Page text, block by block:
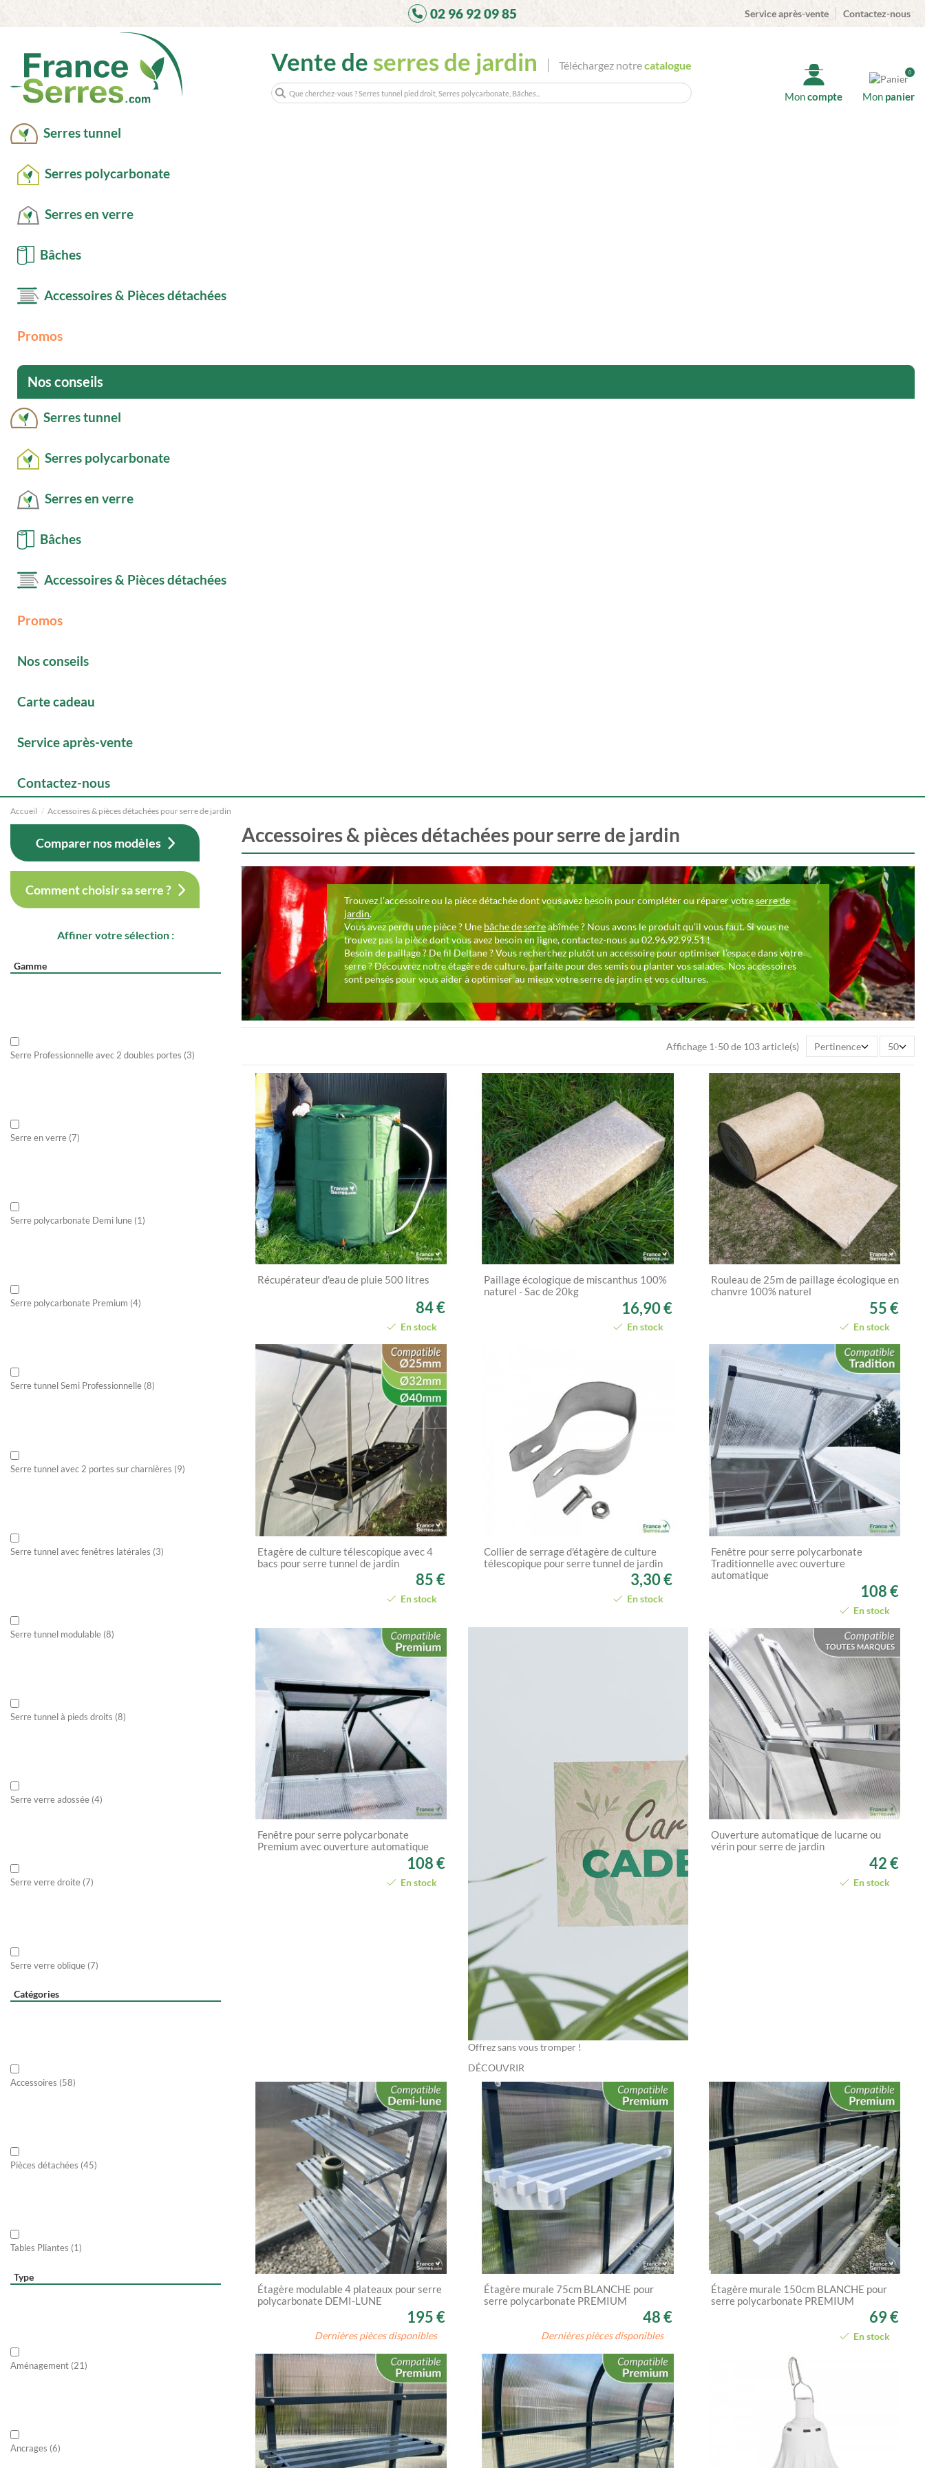
02 96 92 09 85 Service après-vente Contactez-nous
Vente de serres de jardin Téléchargez notrecatalogue
Moncompte
0
Mon panier
Serres tunnel
Serres polycarbonate
Serres en verre
Bâches
Accessoires & Pièces détachées
Promos
Nos conseils
Serres tunnel
Serres polycarbonate
Serres en verre
Bâches
Accessoires & Pièces détachées
Promos
Nos conseils
Carte cadeau
Service après-vente
Contactez-nous
Accueil Accessoires & pièces détachées pour serre de jardin
Accessoires & pièces détachées pour serre de jardin
Trouvez l’accessoire ou la pièce détachée dont vous avez besoin pour compléter ou réparer votreserre de
jardin.
Vous avez perdu une pièce ? Une bâche de serreabîmée ? Nous avons le produit qu’il vous faut. Si vous ne
trouvez pas la pièce dont vous avez besoin en ligne, contactez-nous au 02.96.92.99.51 !
Besoin de paillage ? De fil Deltane ? Vous recherchez plutôt un accessoire pour optimiser l’espace dans votre
serre ? Découvrez notre étagère de culture, parfaite pour des semis ou planter vos salades. Nos accessoires
sont pensés pour vous aider à optimiser au mieux votre serre de jardin et vos cultures.
Affichage 1-50 de 103 article(s) Pertinence 50
Récupérateur d'eau de pluie 500 litres
84 €
En stock
Paillage écologique de miscanthus 100%
naturel - Sac de 20kg
16,90 €
En stock
Rouleau de 25m de paillage écologique en
chanvre 100% naturel
55 €
En stock
Etagère de culture télescopique avec 4
bacs pour serre tunnel de jardin
85 €
En stock
Collier de serrage d'étagère de culture
télescopique pour serre tunnel de jardin
3,30 €
En stock
Fenêtre pour serre polycarbonate
Traditionnelle avec ouverture
automatique
108 €
En stock
Fenêtre pour serre polycarbonate
Premium avec ouverture automatique
108 €
En stock
Offrez sans vous tromper !
DÉCOUVRIR
Ouverture automatique de lucarne ou
vérin pour serre de jardin
42 €
En stock
Étagère modulable 4 plateaux pour serre
polycarbonate DEMI-LUNE
195 €
Dernières pièces disponibles
Étagère murale 75cm BLANCHE pour
serre polycarbonate PREMIUM
48 €
Dernières pièces disponibles
Étagère murale 150cm BLANCHE pour
serre polycarbonate PREMIUM
69 €
En stock
Comparer nos modèles
Comment choisir sa serre ?
Affiner votre sélection :
Gamme
Serre Professionnelle avec 2 doubles portes (3)
Serre en verre (7)
Serre polycarbonate Demi lune (1)
Serre polycarbonate Premium (4)
Serre tunnel Semi Professionnelle (8)
Serre tunnel avec 2 portes sur charnières (9)
Serre tunnel avec fenêtres latérales (3)
Serre tunnel modulable (8)
Serre tunnel à pieds droits (8)
Serre verre adossée (4)
Serre verre droite (7)
Serre verre oblique (7)
Catégories
Accessoires (58)
Pièces détachées (45)
Tables Pliantes (1)
Type
Aménagement (21)
Ancrages (6)